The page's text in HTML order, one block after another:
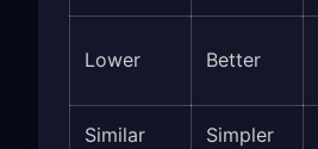
Better
Lower
Simpler
Similar